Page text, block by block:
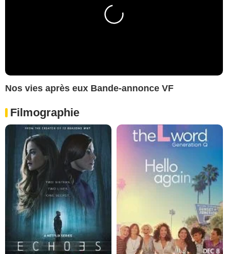
Nos vies après eux Bande-annonce VF
Filmographie